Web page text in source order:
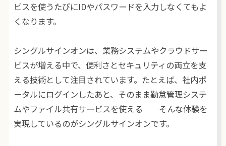
ビスを使うたびにIDやパスワードを入力しなくてもよ
くなります。
シングルサインオンは、業務システムやクラウドサー
ビスが増える中で、便利さとセキュリティの両立を支
える技術として注目されています。たとえば、社内ポ
ータルにログインしたあと、そのまま勤怠管理システ
ムやファイル共有サービスを使える──そんな体験を
実現しているのがシングルサインオンです。